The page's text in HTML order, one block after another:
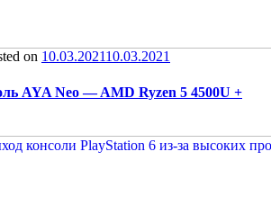
on 10.03.202110.03.2021
AYA Neo — AMD Ryzen 5 4500U +